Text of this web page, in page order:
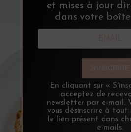
et mises à jour
dans votre
En cliquant sur «
acceptez de
newsletter par e-mail.
vous désinscrire à tout
le lien présent dans
e-mails.